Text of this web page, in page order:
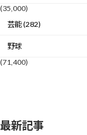
(35,000)
芸能 (282)
野球
(71,400)
最新記事